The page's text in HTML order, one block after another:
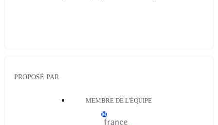
PROPOSÉ PAR
MEMBRE DE L'ÉQUIPE
M